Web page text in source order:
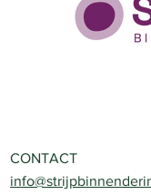
CONTACT